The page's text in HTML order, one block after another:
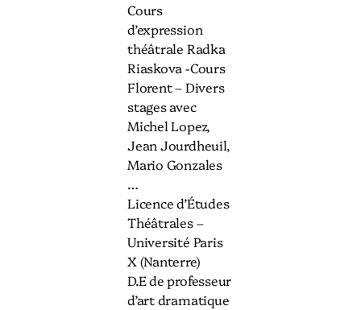
Cours
d’expression
théâtrale Radka
Riaskova -Cours
Florent – Divers
stages avec
Michel Lopez,
Jean Jourdheuil,
Mario Gonzales
…
Licence d’Études
Théâtrales –
Université Paris
X (Nanterre)
D.E de professeur
d’art dramatique